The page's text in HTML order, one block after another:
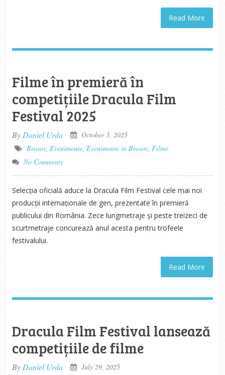
Read More
Filme în premieră în
competițiile Dracula Film
Festival 2025
By Daniel Urda
October 3, 2025
Brasov, Evenimente, Evenimente in Brasov, Filme
No Comments
Selecția oficială aduce la Dracula Film Festival cele mai noi
producții internaționale de gen, prezentate în premieră
publicului din România. Zece lungmetraje și peste treizeci de
scurtmetraje concurează anul acesta pentru trofeele
festivalului.
Read More
Dracula Film Festival lansează
competițiile de filme
By Daniel Urda
July 29, 2025